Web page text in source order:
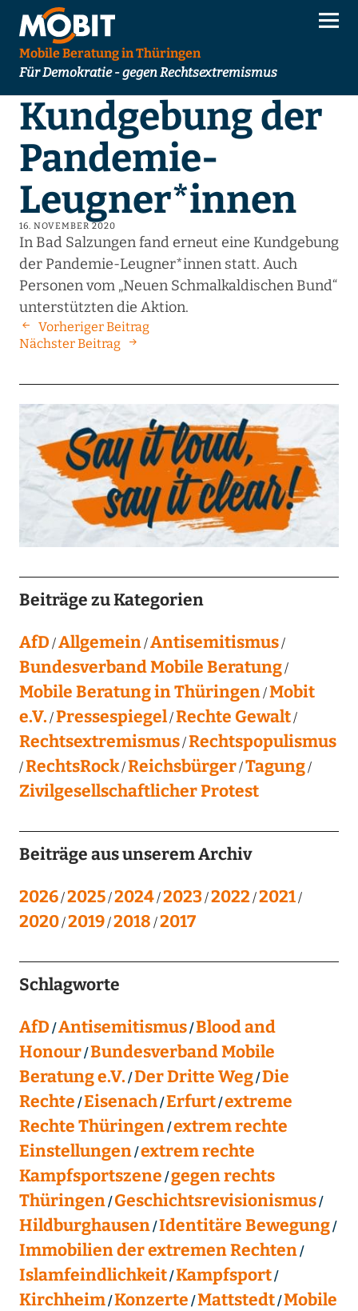
Mobile Beratung in Thüringen
Für Demokratie - gegen Rechtsextremismus
Kundgebung der
Pandemie-
Leugner*innen
16. NOVEMBER 2020
In Bad Salzungen fand erneut eine Kundgebung
der Pandemie-Leugner*innen statt. Auch
Personen vom „Neuen Schmalkaldischen Bund“
unterstützten die Aktion.
Vorheriger Beitrag
Nächster Beitrag
Beiträge zu Kategorien
AfD Allgemein Antisemitismus
Bundesverband Mobile Beratung
Mobile Beratung in Thüringen Mobit
e.V. Pressespiegel Rechte Gewalt
Rechtsextremismus Rechtspopulismus
RechtsRock Reichsbürger Tagung
Zivilgesellschaftlicher Protest
Beiträge aus unserem Archiv
2026 2025 2024 2023 2022 2021
2020 2019 2018 2017
Schlagworte
AfD Antisemitismus Blood and
Honour Bundesverband Mobile
Beratung e.V. Der Dritte Weg Die
Rechte Eisenach Erfurt extreme
Rechte Thüringen extrem rechte
Einstellungen extrem rechte
Kampfsportszene gegen rechts
Thüringen Geschichtsrevisionismus
Hildburghausen Identitäre Bewegung
Immobilien der extremen Rechten
Islamfeindlichkeit Kampfsport
Kirchheim Konzerte Mattstedt Mobile